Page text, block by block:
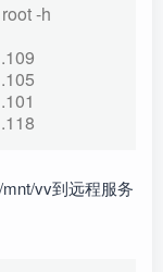
-h
vv到远程服务